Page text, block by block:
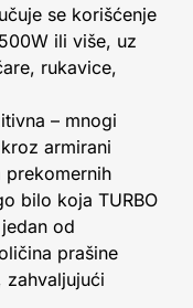
se korišćenje
ili više, uz
rukavice,
– mnogi
armirani
prekomernih
bilo koja TURBO
od
prašine
zahvaljujući